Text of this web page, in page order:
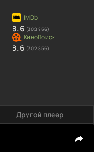
8.6 (302 856)
8.6 (302 856)
Другой плеер